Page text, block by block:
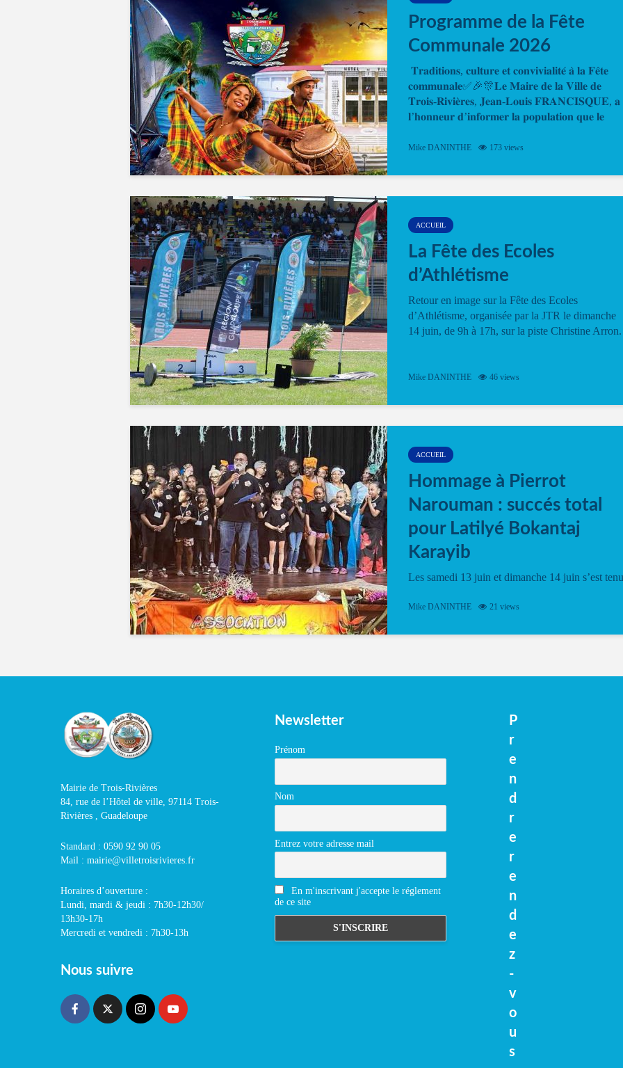
Programme de la Fête
Communale 2026
𝐓𝐫𝐚𝐝𝐢𝐭𝐢𝐨𝐧𝐬, 𝐜𝐮𝐥𝐭𝐮𝐫𝐞 𝐞𝐭 𝐜𝐨𝐧𝐯𝐢𝐯𝐢𝐚𝐥𝐢𝐭𝐞́ 𝐚̀ 𝐥𝐚 𝐅𝐞̂𝐭𝐞
𝐜𝐨𝐦𝐦𝐮𝐧𝐚𝐥𝐞✅🎉🎊𝐋𝐞 𝐌𝐚𝐢𝐫𝐞 𝐝𝐞 𝐥𝐚 𝐕𝐢𝐥𝐥𝐞 𝐝𝐞
𝐓𝐫𝐨𝐢𝐬-𝐑𝐢𝐯𝐢𝐞̀𝐫𝐞𝐬, 𝐉𝐞𝐚𝐧-𝐋𝐨𝐮𝐢𝐬 𝐅𝐑𝐀𝐍𝐂𝐈𝐒𝐐𝐔𝐄, 𝐚
𝐥’𝐡𝐨𝐧𝐧𝐞𝐮𝐫 𝐝’𝐢𝐧𝐟𝐨𝐫𝐦𝐞𝐫 𝐥𝐚 𝐩𝐨𝐩𝐮𝐥𝐚𝐭𝐢𝐨𝐧 𝐪𝐮𝐞 𝐥𝐞
Mike DANINTHE 173 views
ACCUEIL
La Fête des Ecoles
d’Athlétisme
Retour en image sur la Fête des Ecoles
d’Athlétisme, organisée par la JTR le dimanche
14 juin, de 9h à 17h, sur la piste Christine Arron.
Mike DANINTHE 46 views
ACCUEIL
Hommage à Pierrot
Narouman : succés total
pour Latilyé Bokantaj
Karayib
Les samedi 13 juin et dimanche 14 juin s’est tenu
vibrant à Pierrot Narouman, organisé par
spectacle de fin d’année, présenté à la salle...
Mike DANINTHE 21 views
Mairie de Trois-Rivières
84, rue de l’Hôtel de ville, 97114 Trois-
Rivières , Guadeloupe
Standard : 0590 92 90 05
Mail : mairie@villetroisrivieres.fr
Horaires d’ouverture :
Lundi, mardi & jeudi : 7h30-12h30/
13h30-17h
Mercredi et vendredi : 7h30-13h
Nous suivre
Newsletter
Prénom
Nom
Entrez votre adresse mail
En m'inscrivant j'accepte le réglement
de ce site
P
r
e
n
d
r
e
r
e
n
d
e
z
-
v
o
u
s